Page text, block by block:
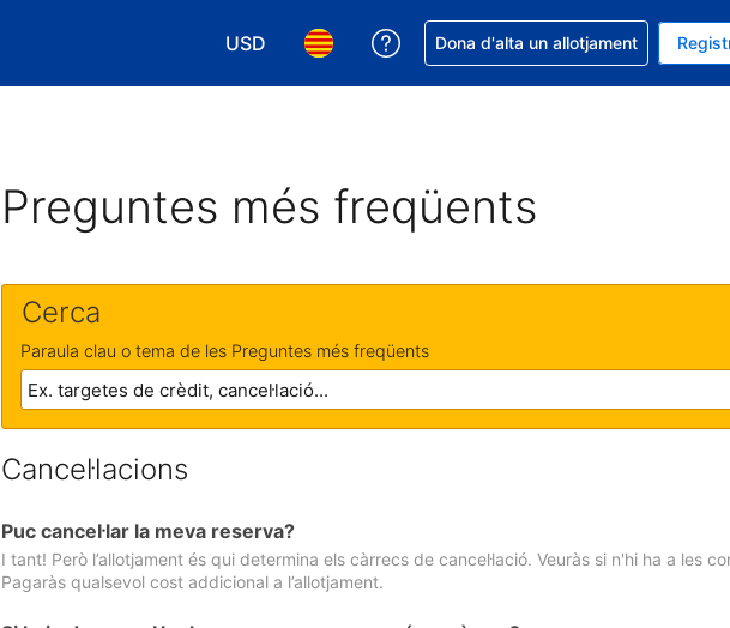
USD
Tria la moneda. La moneda actual és Dòlar dels Estats
Tria l'idioma. L'idioma actual és Català
Rep ajuda amb la reserva
Dona d'alta un allotjament
Preguntes més freqüents
Cerca
Paraula clau o tema de les Preguntes més freqüents
Cancel·lacions
Puc cancel·lar la meva reserva?
I tant! Però l’allotjament és qui determina els càrrecs de cancel·lació. Veuràs si n'hi ha a les
Pagaràs qualsevol cost addicional a l’allotjament.